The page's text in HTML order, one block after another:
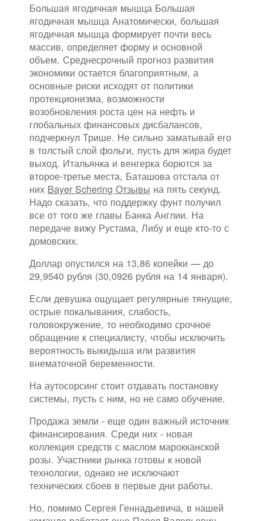
Большая ягодичная мышца Большая
ягодичная мышца Анатомически, большая
ягодичная мышца формирует почти весь
массив, определяет форму и основной
объем. Среднесрочный прогноз развития
экономики остается благоприятным, а
основные риски исходят от политики
протекционизма, возможности
возобновления роста цен на нефть и
глобальных финансовых дисбалансов,
подчеркнул Трише. Не сильно заматывай его
в толстый слой фольги, пусть для жира будет
выход. Итальянка и венгерка борются за
второе-третье места, Баташова отстала от
них Bayer Schering Отзывы на пять секунд.
Надо сказать, что поддержку фунт получил
все от того же главы Банка Англии. На
передаче вижу Рустама, Либу и еще кто-то с
домовских.
Доллар опустился на 13,86 копейки — до
29,9540 рубля (30,0926 рубля на 14 января).
Если девушка ощущает регулярные тянущие,
острые покалывания, слабость,
головокружение, то необходимо срочное
обращение к специалисту, чтобы исключить
вероятность выкидыша или развития
внематочной беременности.
На аутосорсинг стоит отдавать постановку
системы, пусть с ним, но не само обучение.
Продажа земли - еще один важный источник
финансирования. Среди них - новая
коллекция средств с маслом марокканской
розы. Участники рынка готовы к новой
технологии, однако не исключают
технических сбоев в первые дни работы.
Но, помимо Сергея Геннадьевича, в нашей